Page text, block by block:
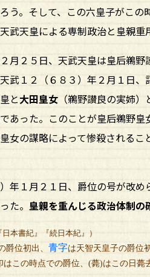
う。そして、この六皇子がこの
武天皇による専制政治と皇親重
月２５日、天武天皇は皇后鵜野
武１２（６８３）年２月１日、
と大田皇女 （鵜野讃良の実姉
あった。このことが皇后鵜野
女の謀略によって惨殺される
年１月２１日、爵位の号が改
た。 皇親を重んじる政治体制の
日本書紀』『続日本紀』）
爵位初出、 青字は天智天皇子の爵位
はこの時点での爵位、(薨)はこの日薨